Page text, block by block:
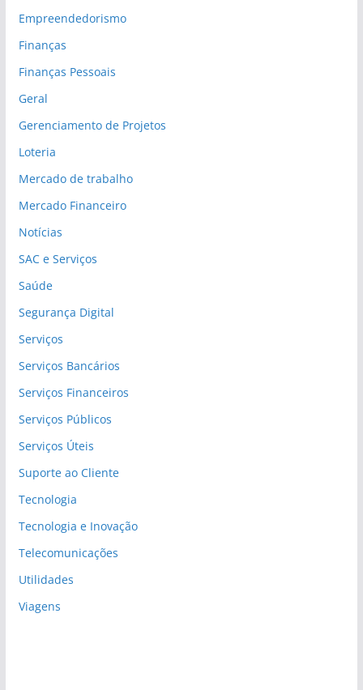
Empreendedorismo
Finanças
Finanças Pessoais
Geral
Gerenciamento de Projetos
Loteria
Mercado de trabalho
Mercado Financeiro
Notícias
SAC e Serviços
Saúde
Segurança Digital
Serviços
Serviços Bancários
Serviços Financeiros
Serviços Públicos
Serviços Úteis
Suporte ao Cliente
Tecnologia
Tecnologia e Inovação
Telecomunicações
Utilidades
Viagens